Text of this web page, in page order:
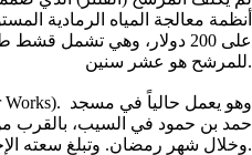
على 200 دولار، وهي تشمل
للمرشح هو عشر سنين.
حمد بن حمود في السيب، بالقرب من
وخلال شهر رمضان. وتبلغ سعته الإجمالية أربعة أمتار مكعبة، وهي كافية لاستيعاب زيادة الاستخدام في المستقبل.